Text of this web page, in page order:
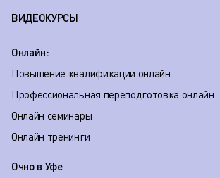
ВИДЕОКУРСЫ
Онлайн:
Повышение квалификации онлайн
Профессиональная переподготовка онлайн
Онлайн семинары
Онлайн тренинги
Очно в Уфе